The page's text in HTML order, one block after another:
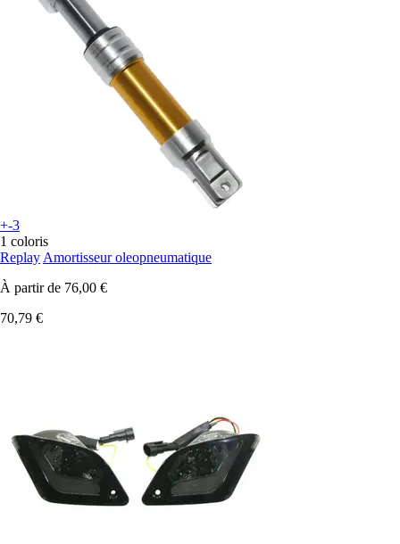
+-3
1 coloris
Replay Amortisseur oleopneumatique
À partir de 76,00 €
70,79 €